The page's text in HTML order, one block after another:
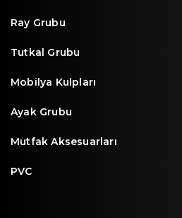
Ray Grubu
Tutkal Grubu
Mobilya Kulpları
Ayak Grubu
Mutfak Aksesuarları
PVC